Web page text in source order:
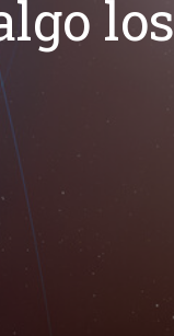
los